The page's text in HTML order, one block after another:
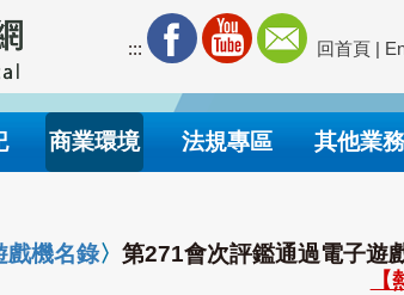
::: 回首頁 |
商業環境 法規專區 其他業務
戲機名錄〉第271會次評鑑通過電子遊